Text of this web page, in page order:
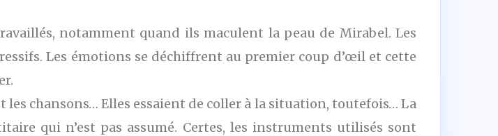
notamment quand ils maculent la peau de Mirabel. Les
Les émotions se déchiffrent au premier coup d’œil et cette
chansons… Elles essaient de coller à la situation, toutefois… La
qui n’est pas assumé. Certes, les instruments utilisés sont